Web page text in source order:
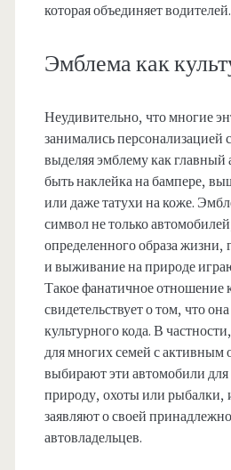
которая объединяет водителей.
Эмблема как
Неудивительно, что многие
занимались персонализацией
выделяя эмблему как главный
быть наклейка на бампере,
или даже татухи на коже.
символ не только
определенного образа жизни,
и выживание на природе
Такое фанатичное отношение
свидетельствует о том, что
культурного кода. В
для многих семей с
выбирают эти автомобили для
природу, охоты или рыбалки,
заявляют о своей
автовладельцев.